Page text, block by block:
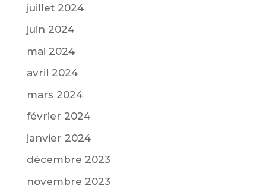
juillet 2024
juin 2024
mai 2024
avril 2024
mars 2024
février 2024
janvier 2024
décembre 2023
novembre 2023